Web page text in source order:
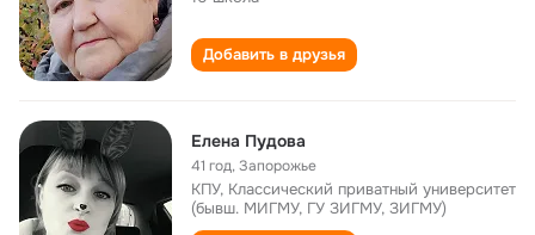
Добавить в друзья
Елена Пудова
41 год,Запорожье
КПУ, Классический приватный университет
(бывш. МИГМУ, ГУ ЗИГМУ, ЗИГМУ)